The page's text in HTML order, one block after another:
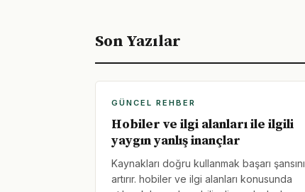
Son Yazılar
GÜNCEL REHBER
Hobiler ve ilgi alanları ile ilgili
yaygın yanlış inançlar
Kaynakları doğru kullanmak başarı şansını
artırır. hobiler ve ilgi alanları konusunda